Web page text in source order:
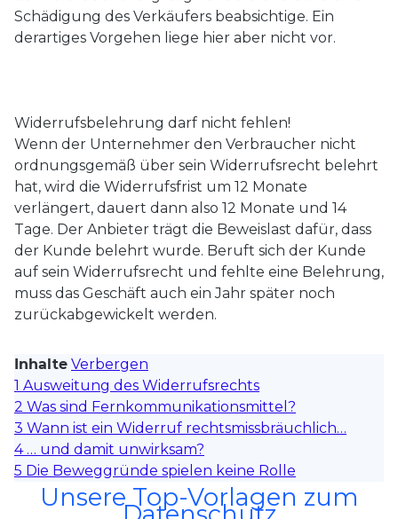
Schädigung des Verkäufers beabsichtige. Ein
derartiges Vorgehen liege hier aber nicht vor.
Widerrufsbelehrung darf nicht fehlen!
Wenn der Unternehmer den Verbraucher nicht
ordnungsgemäß über sein Widerrufsrecht belehrt
hat, wird die Widerrufsfrist um 12 Monate
verlängert, dauert dann also 12 Monate und 14
Tage. Der Anbieter trägt die Beweislast dafür, dass
der Kunde belehrt wurde. Beruft sich der Kunde
auf sein Widerrufsrecht und fehlte eine Belehrung,
muss das Geschäft auch ein Jahr später noch
zurückabgewickelt werden.
Inhalte Verbergen
1 Ausweitung des Widerrufsrechts
2 Was sind Fernkommunikationsmittel?
3 Wann ist ein Widerruf rechtsmissbräuchlich…
4 … und damit unwirksam?
5 Die Beweggründe spielen keine Rolle
Unsere Top-Vorlagen zum